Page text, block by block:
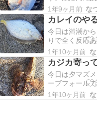
ろから体調を
いきたいと思
リ久しぶりの
HIT次はスナガ
ポイント移動
リ！！めっち
レイ！その後
タリ連発し日
す！！半分諦
1年9ヶ月前 な
カレイのや
今日は満潮か
りで全く反応
出して遠投し
うバイト。乗
る。慎重に合
や？平物！？
一度同じとこ
る笑なかなか
1年10ヶ月前
カジカ寄っ
今日は夕マズ
ーブフォール
感じでカジカ
の際でドンま
1年10ヶ月前